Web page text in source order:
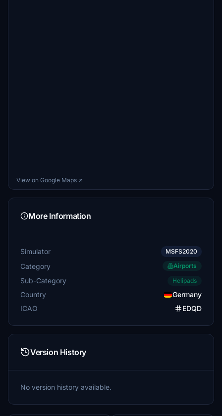
View on Google Maps ↗
More Information
Simulator MSFS2020
Category Airports
Sub-Category Helipads
Country
Germany
ICAO
EDQD
Version History
No version history available.